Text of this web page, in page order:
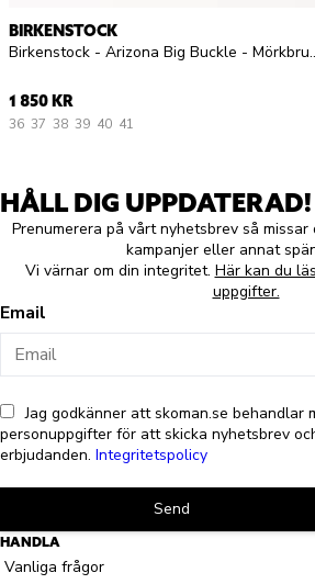
BIRKENSTOCK
Birkenstock - Arizona
1 850 KR
36 37 38 39 40 41
HÅLL DIG UPPDATERAD!
Prenumerera på vårt nyhetsbrev så
kampanjer eller annat
Vi värnar om din integritet. Här kan du
uppgifter.
Email
Jag godkänner att skoman.se behandlar
personuppgifter för att skicka nyhetsbrev
erbjudanden. Integritetspolicy
Send
HANDLA
Vanliga frågor